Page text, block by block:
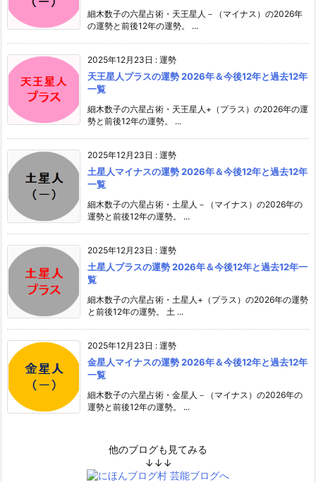
細木数子の六星占術・天王星人－（マイナス）の2026年
の運勢と前後12年の運勢。 ...
2025年12月23日 : 運勢
天王星人プラスの運勢 2026年＆今後12年と過去12年
一覧
細木数子の六星占術・天王星人+（プラス）の2026年の運
勢と前後12年の運勢。 ...
2025年12月23日 : 運勢
土星人マイナスの運勢 2026年＆今後12年と過去12年
一覧
細木数子の六星占術・土星人－（マイナス）の2026年の
運勢と前後12年の運勢。 ...
2025年12月23日 : 運勢
土星人プラスの運勢 2026年＆今後12年と過去12年一
覧
細木数子の六星占術・土星人+（プラス）の2026年の運勢
と前後12年の運勢。 土 ...
2025年12月23日 : 運勢
金星人マイナスの運勢 2026年＆今後12年と過去12年
一覧
細木数子の六星占術・金星人－（マイナス）の2026年の
運勢と前後12年の運勢。 ...
他のブログも見てみる
↓↓↓